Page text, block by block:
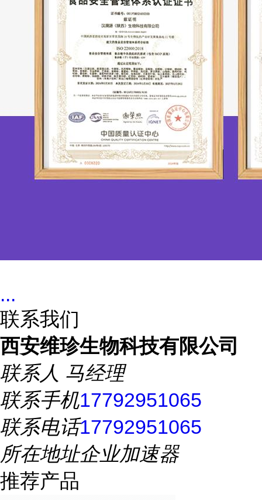
...
联系我们
西安维珍生物科技有限公司
联系人 马经理
联系手机17792951065
联系电话17792951065
所在地址企业加速器
推荐产品